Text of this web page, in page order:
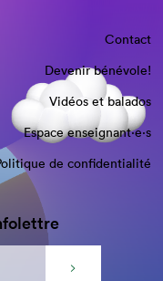
Contact
Devenir bénévole!
Vidéos et balados
Espace enseignant·e⋅s
de confidentialité